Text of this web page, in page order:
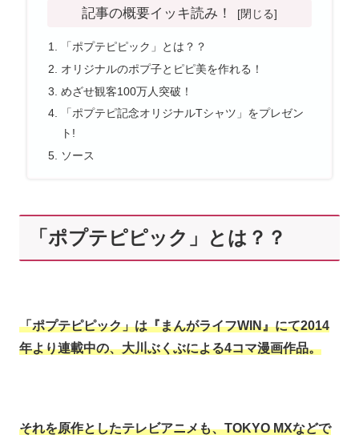
記事の概要イッキ読み！
「ポプテピピック」とは？？
オリジナルのポプ子とピピ美を作れる！
めざせ観客100万人突破！
「ポプテピ記念オリジナルTシャツ」をプレゼン
ト!
ソース
「ポプテピピック」とは？？
「ポプテピピック」は『まんがライフWIN』にて2014
年より連載中の、大川ぶくぶによる4コマ漫画作品。
それを原作としたテレビアニメも、TOKYO MXなどで